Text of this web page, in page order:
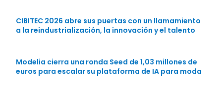
CIBITEC 2026 abre sus puertas con un llamamiento
a la reindustrialización, la innovación y el talento
Modelia cierra una ronda Seed de 1,03 millones de
euros para escalar su plataforma de IA para moda